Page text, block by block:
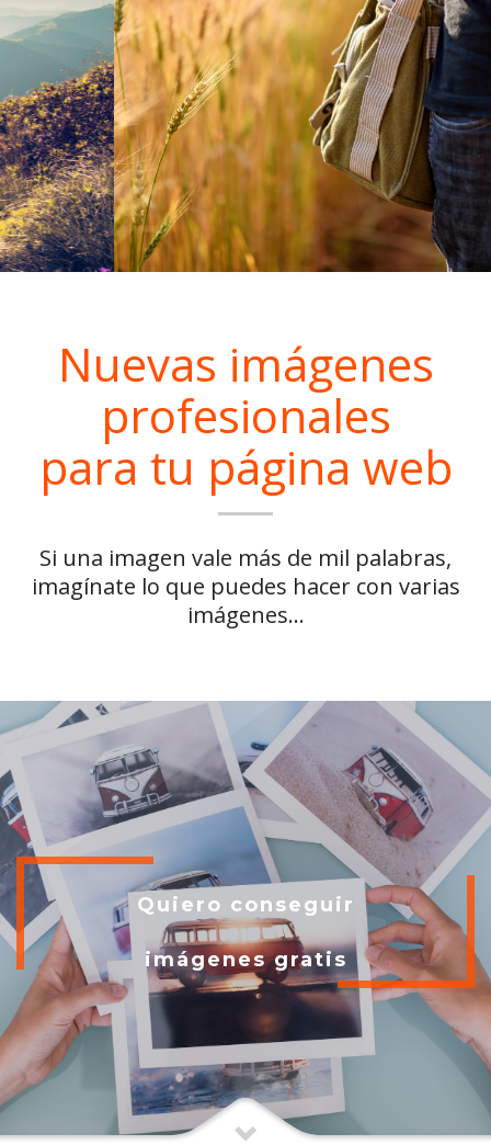
Intranet administración
Intranet comerciales
Intranet Diseñadores
Intranet Técnicos
+ INFORMACIÓN
Quienes somos
Política de privacidad
Nuevas imágenes
profesionales
para tu página web
Si una imagen vale más de mil palabras,
imagínate lo que puedes hacer con varias
imágenes...
Quiero conseguir
imágenes gratis